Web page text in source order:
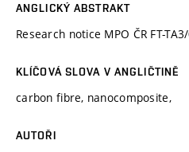
ANGLICKÝ ABSTRAKT
Research notice MPO ČR FT-
KLÍČOVÁ SLOVA V ANGLIČTINĚ
carbon fibre, nanocomposite,
AUTOŘI